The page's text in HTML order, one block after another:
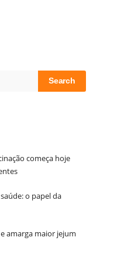
começa hoje
o papel da
amarga maior jejum